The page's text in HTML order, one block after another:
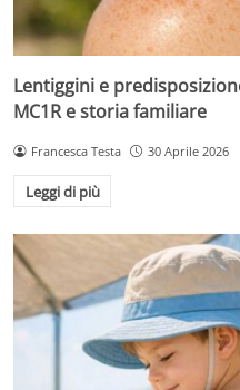
Lentiggini e
MC1R e storia familiare
Francesca Testa 30 Aprile 2026
Leggi di più